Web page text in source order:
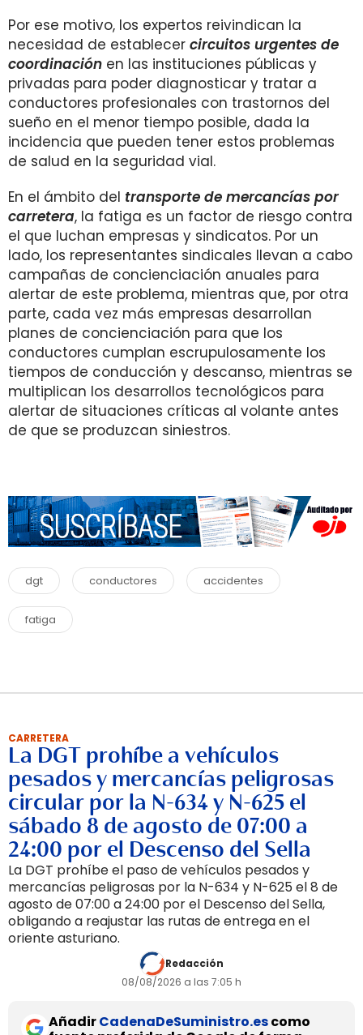
Por ese motivo, los expertos reivindican la
necesidad de establecer circuitos urgentes de
coordinación en las instituciones públicas y
privadas para poder diagnosticar y tratar a
conductores profesionales con trastornos del
sueño en el menor tiempo posible, dada la
incidencia que pueden tener estos problemas
de salud en la seguridad vial.
En el ámbito del transporte de mercancías por
carretera, la fatiga es un factor de riesgo contra
el que luchan empresas y sindicatos. Por un
lado, los representantes sindicales llevan a cabo
campañas de concienciación anuales para
alertar de este problema, mientras que, por otra
parte, cada vez más empresas desarrollan
planes de concienciación para que los
conductores cumplan escrupulosamente los
tiempos de conducción y descanso, mientras se
multiplican los desarrollos tecnológicos para
alertar de situaciones críticas al volante antes
de que se produzcan siniestros.
dgt conductores accidentes
fatiga
CARRETERA
La DGT prohíbe a vehículos
pesados y mercancías peligrosas
circular por la N-634 y N-625 el
sábado 8 de agosto de 07:00 a
24:00 por el Descenso del Sella
La DGT prohíbe el paso de vehículos pesados y
mercancías peligrosas por la N-634 y N-625 el 8 de
agosto de 07:00 a 24:00 por el Descenso del Sella,
obligando a reajustar las rutas de entrega en el
oriente asturiano.
Redacción
08/08/2026 a las 7:05 h
AñadirCadenaDeSuministro.escomo